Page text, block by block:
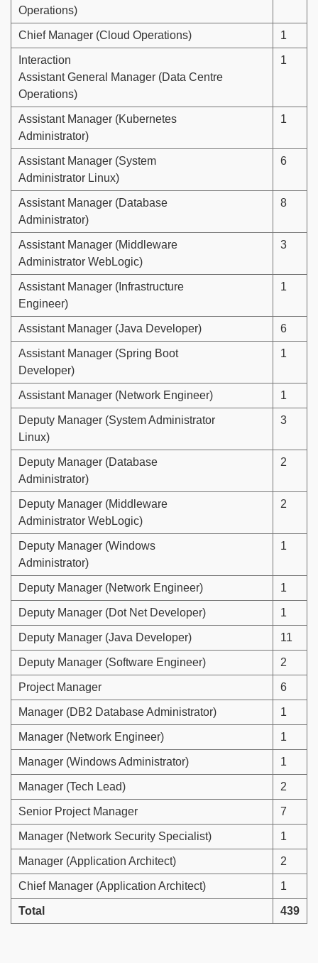
Operations)
Chief Manager (Cloud Operations) 1
Interaction
Assistant General Manager (Data Centre
Operations)
1
Assistant Manager (Kubernetes
Administrator)
1
Assistant Manager (System
Administrator Linux)
6
Assistant Manager (Database
Administrator)
8
Assistant Manager (Middleware
Administrator WebLogic)
3
Assistant Manager (Infrastructure
Engineer)
1
Assistant Manager (Java Developer) 6
Assistant Manager (Spring Boot
Developer)
1
Assistant Manager (Network Engineer) 1
Deputy Manager (System Administrator
Linux)
3
Deputy Manager (Database
Administrator)
2
Deputy Manager (Middleware
Administrator WebLogic)
2
Deputy Manager (Windows
Administrator)
1
Deputy Manager (Network Engineer) 1
Deputy Manager (Dot Net Developer) 1
Deputy Manager (Java Developer) 11
Deputy Manager (Software Engineer) 2
Project Manager 6
Manager (DB2 Database Administrator) 1
Manager (Network Engineer) 1
Manager (Windows Administrator) 1
Manager (Tech Lead) 2
Senior Project Manager 7
Manager (Network Security Specialist) 1
Manager (Application Architect) 2
Chief Manager (Application Architect) 1
Total 439